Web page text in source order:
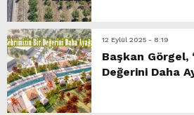
12 Eylül 2025 - 8:19
Başkan Görgel,
Değerini Daha